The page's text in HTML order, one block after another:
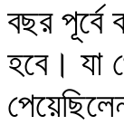
বছর পূর্বে
হবে। যা